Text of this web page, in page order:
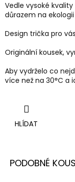
Vedle vysoké
důrazem na
Design trička pro
Originální kousek,
Aby vydrželo co
více než na 30°C a
HLÍDAT